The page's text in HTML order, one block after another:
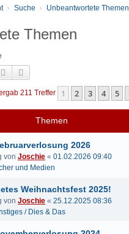
Suche Unbeantwortete Themen
Themen
Suche
211 Treffer 1 2 3 4 5
Themen
2026
von Joschie « 01.02.2026 09:40
und Medien
Weihnachtsfest 2025!
von Joschie « 25.12.2025 08:36
/ Dies & Das